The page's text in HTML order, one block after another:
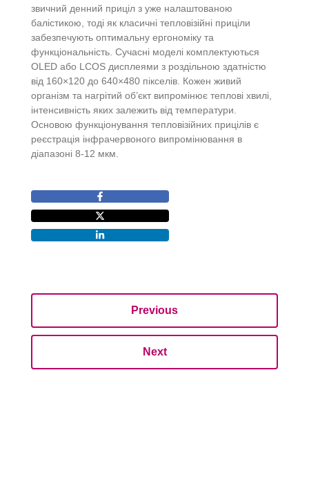
звичний денний приціл з уже налаштованою
балістикою, тоді як класичні тепловізійні приціли
забезпечують оптимальну ергономіку та
функціональність. Сучасні моделі комплектуються
OLED або LCOS дисплеями з роздільною здатністю
від 160×120 до 640×480 пікселів. Кожен живий
організм та нагрітий об’єкт випромінює теплові хвилі,
інтенсивність яких залежить від температури.
Основою функціонування тепловізійних прицілів є
реєстрація інфрачервоного випромінювання в
діапазоні 8-12 мкм.
Previous
Next